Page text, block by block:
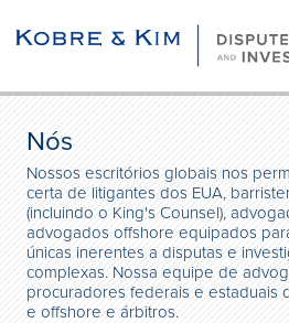
Nós
Nossos escritórios globais nos
certa de litigantes dos EUA,
(incluindo o King's Counsel),
advogados offshore equipados
únicas inerentes a disputas e
complexas. Nossa equipe de
procuradores federais e estaduais
e offshore e árbitros.